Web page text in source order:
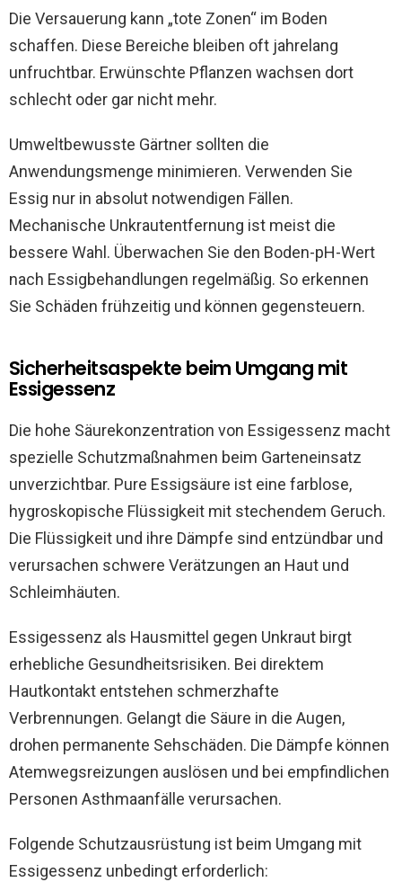
Die Versauerung kann „tote Zonen“ im Boden
schaffen. Diese Bereiche bleiben oft jahrelang
unfruchtbar. Erwünschte Pflanzen wachsen dort
schlecht oder gar nicht mehr.
Umweltbewusste Gärtner sollten die
Anwendungsmenge minimieren. Verwenden Sie
Essig nur in absolut notwendigen Fällen.
Mechanische Unkrautentfernung ist meist die
bessere Wahl. Überwachen Sie den Boden-pH-Wert
nach Essigbehandlungen regelmäßig. So erkennen
Sie Schäden frühzeitig und können gegensteuern.
Sicherheitsaspekte beim Umgang mit
Essigessenz
Die hohe Säurekonzentration von Essigessenz macht
spezielle Schutzmaßnahmen beim Garteneinsatz
unverzichtbar. Pure Essigsäure ist eine farblose,
hygroskopische Flüssigkeit mit stechendem Geruch.
Die Flüssigkeit und ihre Dämpfe sind entzündbar und
verursachen schwere Verätzungen an Haut und
Schleimhäuten.
Essigessenz als Hausmittel gegen Unkraut birgt
erhebliche Gesundheitsrisiken. Bei direktem
Hautkontakt entstehen schmerzhafte
Verbrennungen. Gelangt die Säure in die Augen,
drohen permanente Sehschäden. Die Dämpfe können
Atemwegsreizungen auslösen und bei empfindlichen
Personen Asthmaanfälle verursachen.
Folgende Schutzausrüstung ist beim Umgang mit
Essigessenz unbedingt erforderlich: